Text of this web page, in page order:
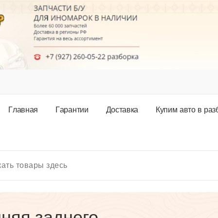
Главная Гарантии Доставка Купим авто в раз